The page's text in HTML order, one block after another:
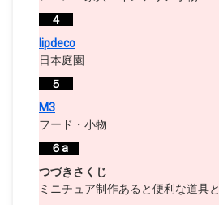
４
lipdeco
日本庭園
５
M3
フード・小物
６a
つづきさくじ
ミニチュア制作あると便利な道具